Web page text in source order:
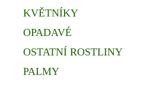
KVĚTNÍKY
OPADAVÉ
OSTATNÍ ROSTLINY
PALMY